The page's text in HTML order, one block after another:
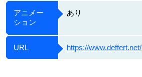
アニメー
ション
あり
URL https://www.deffert.net/